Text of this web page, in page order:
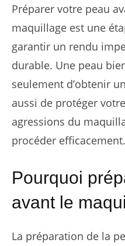
Préparer votre peau
maquillage est une
garantir un rendu
durable. Une peau
seulement d’obtenir
aussi de protéger
agressions du
procéder efficacement.
Pourquoi
avant le
La préparation de la